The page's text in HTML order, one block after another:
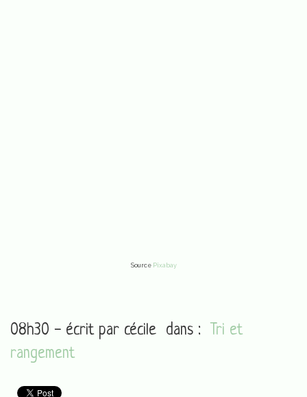
Source Pixabay
08h30 - écrit par cécile dans :
Tri et
rangement